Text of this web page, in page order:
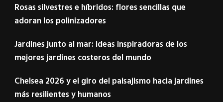
Rosas silvestres e híbridos: flores sencillas que
adoran los polinizadores
Jardines junto al mar: ideas inspiradoras de los
mejores jardines costeros del mundo
Chelsea 2026 y el giro del paisajismo hacia jardines
más resilientes y humanos